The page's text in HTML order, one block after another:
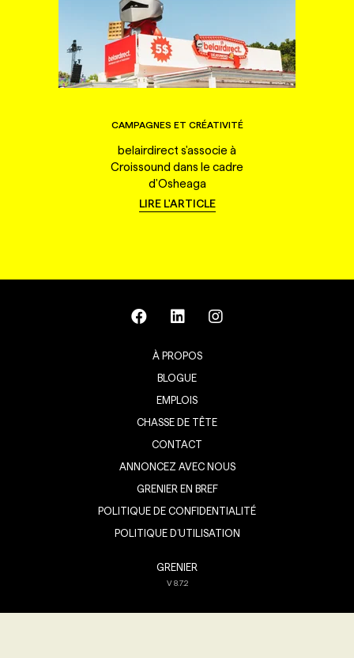
CAMPAGNES ET CRÉATIVITÉ
belairdirect s'associe à
Croissound dans le cadre
d'Osheaga
LIRE L'ARTICLE
À PROPOS
BLOGUE
EMPLOIS
CHASSE DE TÊTE
CONTACT
ANNONCEZ AVEC NOUS
GRENIER EN BREF
POLITIQUE DE CONFIDENTIALITÉ
POLITIQUE D’UTILISATION
GRENIER
V8.7.2